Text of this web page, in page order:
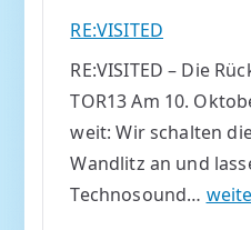
RE:VISITED
RE:VISITED – Die
TOR13 Am 10.
weit: Wir schalten
Wandlitz an und
Technosound… R